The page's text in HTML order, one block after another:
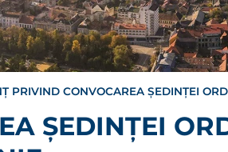
PRIVIND CONVOCAREA ȘEDINȚEI
ȘEDINȚEI